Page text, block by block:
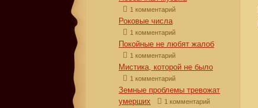
1 комментарий
Роковые числа
1 комментарий
Покойные не любят жалоб
1 комментарий
Мистика, которой не было
1 комментарий
Земные проблемы тревожат
умерших
1 комментарий